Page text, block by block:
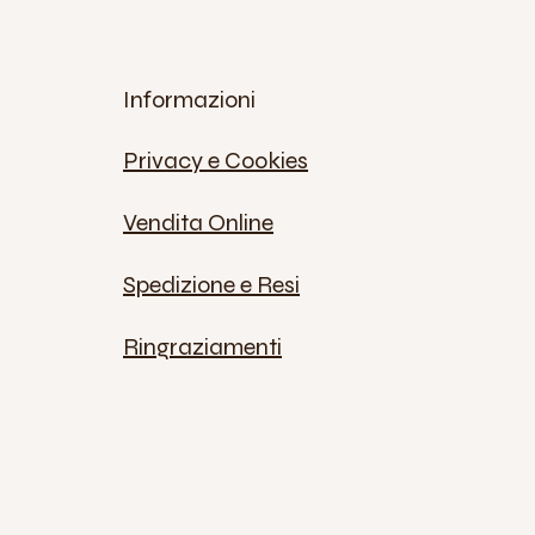
Informazioni
Privacy e Cookies
Vendita Online
Spedizione e Resi
Ringraziamenti